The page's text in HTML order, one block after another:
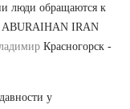
люди обращаются к
ABURAIHAN IRAN
Красногорск -
у